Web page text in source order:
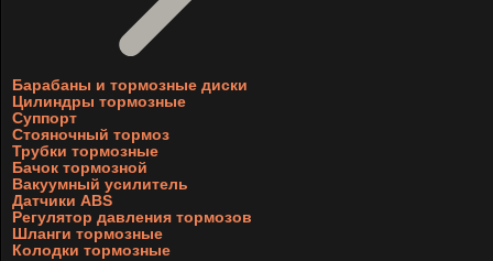
Барабаны и тормозные диски
Цилиндры тормозные
Суппорт
Стояночный тормоз
Трубки тормозные
Бачок тормозной
Вакуумный усилитель
Датчики ABS
Регулятор давления тормозов
Шланги тормозные
Колодки тормозные